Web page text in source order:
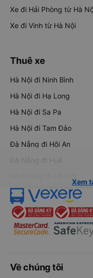
Xe đi Hải Phòng từ Hà
Xe đi Vinh từ Hà Nội
Thuê xe
Hà Nội đi Ninh Bình
Hà Nội đi Hạ Long
Hà Nội đi Sa Pa
Hà Nội đi Tam Đảo
Đà Nẵng đi Hội An
Đà Nẵng đi Huế
Xem
Về chúng tôi